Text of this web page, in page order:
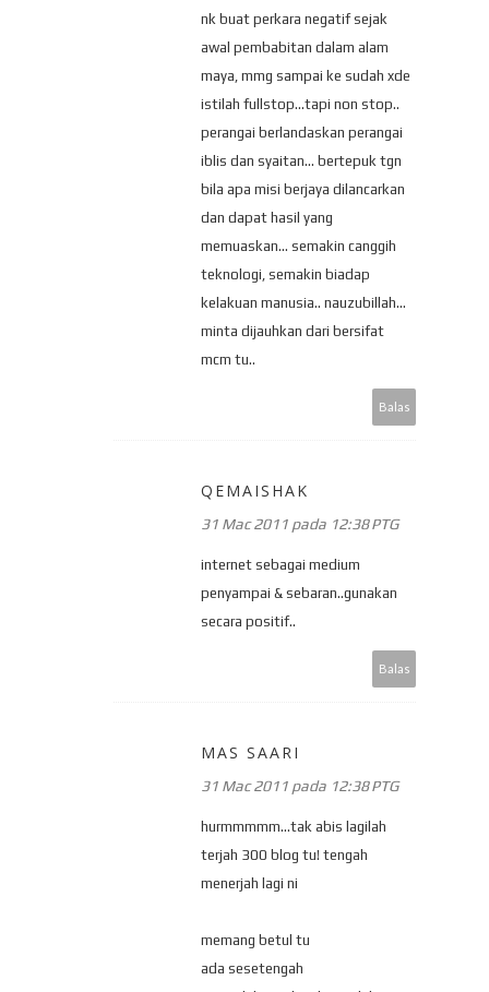
nk buat perkara negatif sejak
awal pembabitan dalam alam
maya, mmg sampai ke sudah xde
istilah fullstop...tapi non stop..
perangai berlandaskan perangai
iblis dan syaitan... bertepuk tgn
bila apa misi berjaya dilancarkan
dan dapat hasil yang
memuaskan... semakin canggih
teknologi, semakin biadap
kelakuan manusia.. nauzubillah...
minta dijauhkan dari bersifat
mcm tu..
Balas
QEMAISHAK
31 Mac 2011 pada 12:38 PTG
internet sebagai medium
penyampai & sebaran..gunakan
secara positif..
Balas
MAS SAARI
31 Mac 2011 pada 12:38 PTG
hurmmmmm...tak abis lagilah
terjah 300 blog tu! tengah
menerjah lagi ni
memang betul tu
ada sesetengah